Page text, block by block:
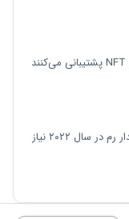
گوشی‌های اندرویدی چه مقدار رم در سال ۲۰۲۲ نیاز